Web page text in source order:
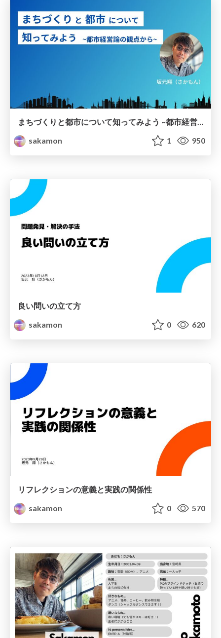
まちづくりと都市について知ってみよう ~都市経営論の観点から~
sakamon
1 950
良い問いの立て方
sakamon
0 620
リフレクションの意義と実践の関係性
sakamon
0 570